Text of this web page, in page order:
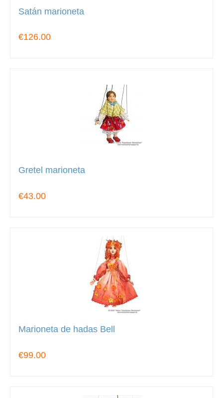
Satán marioneta
€126.00
Gretel marioneta
€43.00
Marioneta de hadas Bell
€99.00